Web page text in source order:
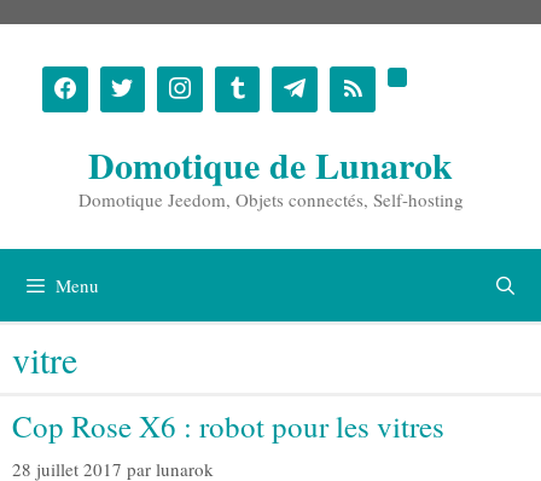
contenu
Domotique de Lunarok
Domotique Jeedom, Objets connectés, Self-hosting
Menu
vitre
Cop Rose X6 : robot pour les vitres
28 juillet 2017 par lunarok